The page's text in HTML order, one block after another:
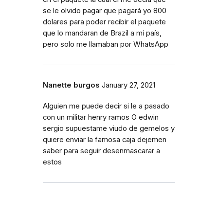
se le olvido pagar que pagará yo 800
dolares para poder recibir el paquete
que lo mandaran de Brazil a mi país,
pero solo me llamaban por WhatsApp
Nanette burgos January 27, 2021
Alguien me puede decir si le a pasado
con un militar henry ramos O edwin
sergio supuestame viudo de gemelos y
quiere enviar la famosa caja dejemen
saber para seguir desenmascarar a
estos